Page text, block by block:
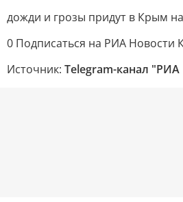
дожди и грозы придут в Крым
0 Подписаться на РИА Новости
Источник: Telegram-канал